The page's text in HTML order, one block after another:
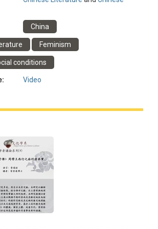
6日
院、中國文化學系
China
Feminism
conditions
Video